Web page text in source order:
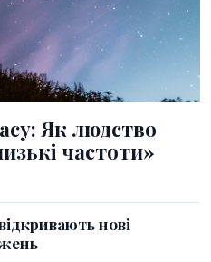
Як людство
частоти»
нові